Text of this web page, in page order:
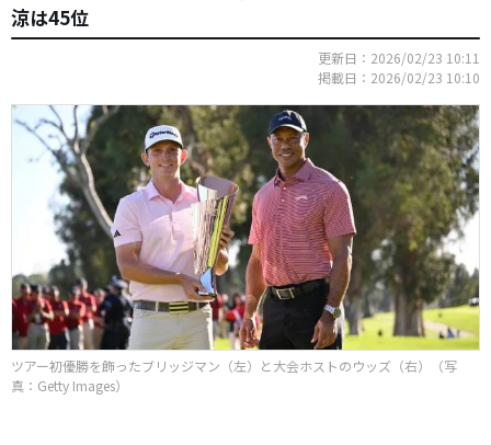
涼は45位
更新日：2026/02/23 10:11
掲載日：2026/02/23 10:10
ツアー初優勝を飾ったブリッジマン（左）と大会ホストのウッズ（右）（写
真：Getty Images）